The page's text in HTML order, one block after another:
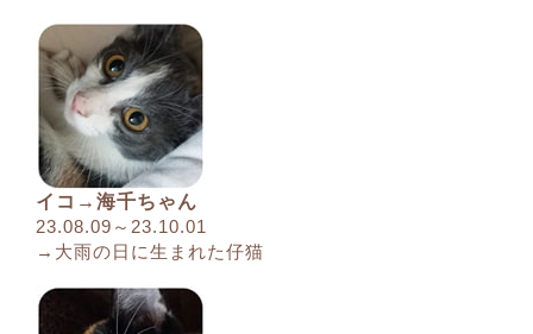
イコ→海千ちゃん
23.08.09～23.10.01
→大雨の日に生まれた仔猫